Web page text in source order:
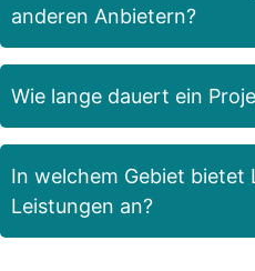
anderen Anbietern?
Wie lange dauert ein
In welchem Gebiet bietet
Leistungen an?